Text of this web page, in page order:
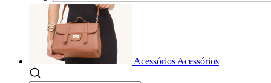
Acessórios Acessórios